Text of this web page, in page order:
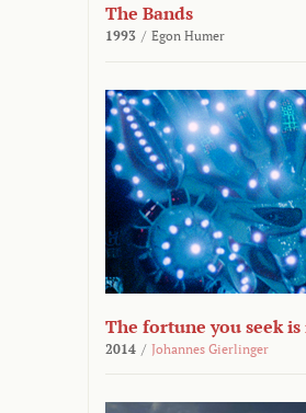
The Bands
1993 / Egon Humer
The fortune you seek
2014 / Johannes Gierlinger